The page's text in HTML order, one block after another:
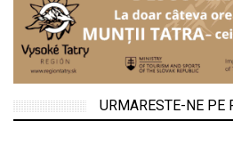
URMARESTE-NE PE